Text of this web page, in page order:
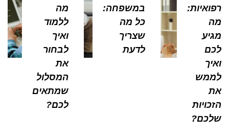
במשפחה:
כל מה
שצריך
לדעת
ללמוד
ואיך
לבחור
המסלול
שמתאים
לכם?